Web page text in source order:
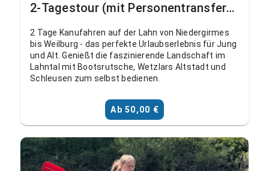
2-Tagestour (mit Personentransfer) Niedergirmes - Ahausen
2 Tage Kanufahren auf der Lahn von Niedergirmes
bis Weilburg - das perfekte Urlaubserlebnis für Jung
und Alt. Genießt die faszinierende Landschaft im
Lahntal mit Bootsrutsche, Wetzlars Altstadt und
Schleusen zum selbst bedienen.
Ab 50,00 €